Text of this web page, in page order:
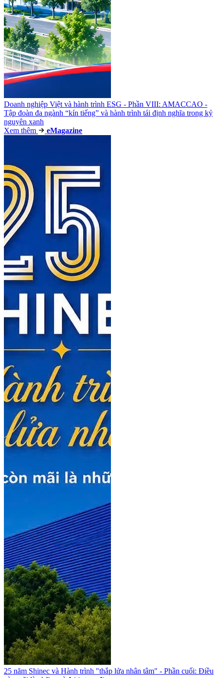
Doanh nghiệp Việt và hành trình ESG - Phần VIII: AMACCAO -
Tập đoàn đa ngành “kín tiếng” và hành trình tái định nghĩa trong kỷ
nguyên xanh
Xem thêm
eMagazine
25 năm Shinec và Hành trình "thắp lửa nhân tâm" - Phần cuối: Điều